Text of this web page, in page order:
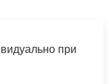
при